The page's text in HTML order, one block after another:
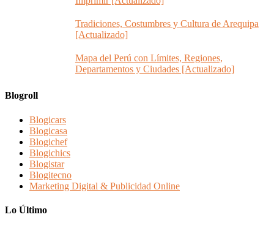
Tradiciones, Costumbres y Cultura de Arequipa
[Actualizado]
Mapa del Perú con Límites, Regiones,
Departamentos y Ciudades [Actualizado]
Blogroll
Blogicars
Blogicasa
Blogichef
Blogichics
Blogistar
Blogitecno
Marketing Digital & Publicidad Online
Lo Último